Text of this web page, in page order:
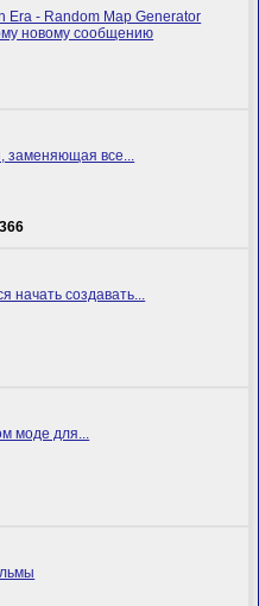
Era - Random Map Generator
заменяющая все...
начать создавать...
моде для...